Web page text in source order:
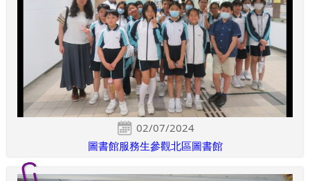
02/07/2024
圖書館服務生參觀北區圖書館